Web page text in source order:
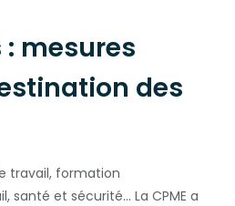
mesures
des
travail, formation
santé et sécurité… La CPME a